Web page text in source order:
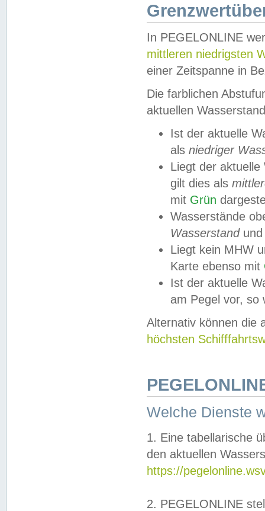
In PEGELONLINE
mittleren niedrigsten
einer Zeitspanne in
Die farblichen
aktuellen
Ist der aktuelle
als niedriger
Liegt der
gilt dies als
mit Grün
Wasserstände
Wasserstandund
Liegt kein MHW
Karte ebenso mit
Ist der aktuelle
am Pegel vor,
Alternativ können die
höchsten
Welche Dienste
1. Eine tabellarische
den aktuellen
https://
2. PEGELONLINE